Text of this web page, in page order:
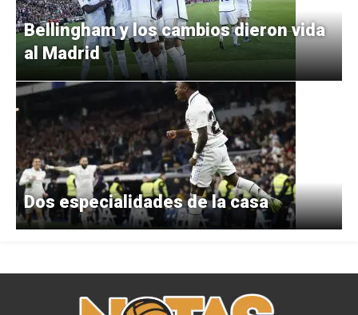
Bellingham y los cambios dieron vida
al Madrid
Dos especialidades de la casa